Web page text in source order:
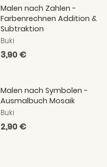
Malen nach Zahlen -
Farbenrechnen Addition &
Subtraktion
Buki
Normaler
3,90 €
Malen nach Symbolen -
Ausmalbuch Mosaik
Buki
Normaler
2,90 €